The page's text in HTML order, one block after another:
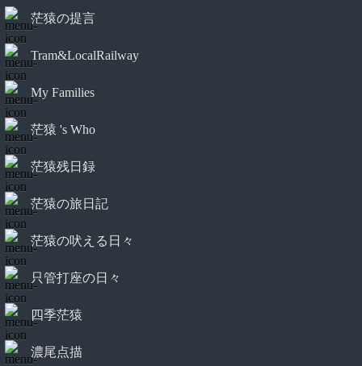
茫猿の提言
Tram&LocalRailway
My Families
茫猿 's Who
茫猿残日録
茫猿の旅日記
茫猿の吠える日々
只管打座の日々
四季茫猿
濃尾点描